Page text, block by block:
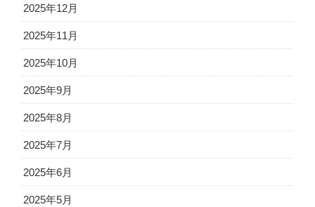
2025年12月
2025年11月
2025年10月
2025年9月
2025年8月
2025年7月
2025年6月
2025年5月